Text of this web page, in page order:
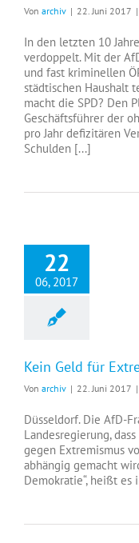
Von archiv | 22. Juni 2017 |
In den letzten 10
verdoppelt. Mit der
und fast kriminellen
städtischen Haushalt
macht die SPD? Den
Geschäftsführer der
pro Jahr defizitären
Schulden [...]
22
06, 2017
Kein Geld für
Von archiv | 22. Juni 2017 |
Düsseldorf. Die AfD-
Landesregierung,
gegen Extremismus
abhängig gemacht
Demokratie“, heißt es